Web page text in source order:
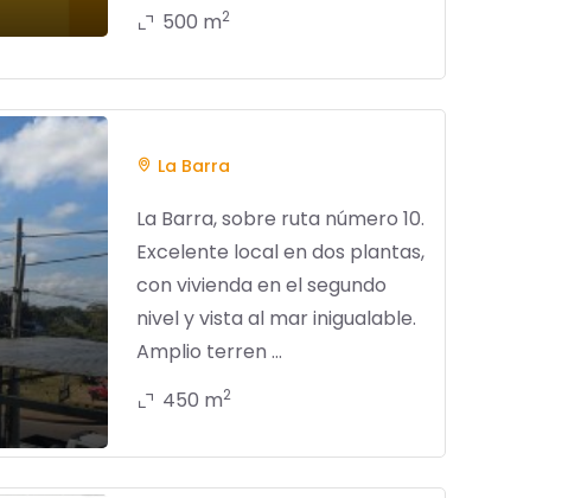
500 m2
La Barra
La Barra, sobre ruta número 10.
Excelente local en dos plantas,
con vivienda en el segundo
nivel y vista al mar inigualable.
Amplio terren ...
450 m2